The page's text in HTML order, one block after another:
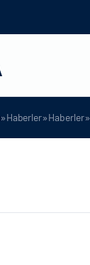
»Haberler»Haberler»